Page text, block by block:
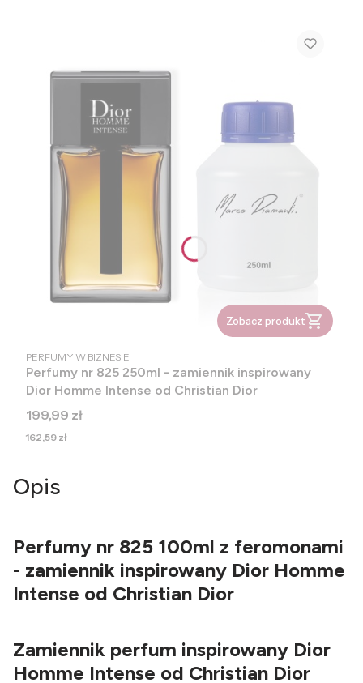
Zobacz produkt
PRODUCENT
PERFUMY W BIZNESIE
Perfumy nr 825 250ml - zamiennik inspirowany
Dior Homme Intense od Christian Dior
Cena
199,99 zł
Cena
162,59 zł
Opis
Perfumy nr 825 100ml z feromonami
- zamiennik inspirowany Dior Homme
Intense od Christian Dior
Zamiennik perfum inspirowany Dior
Homme Intense od Christian Dior